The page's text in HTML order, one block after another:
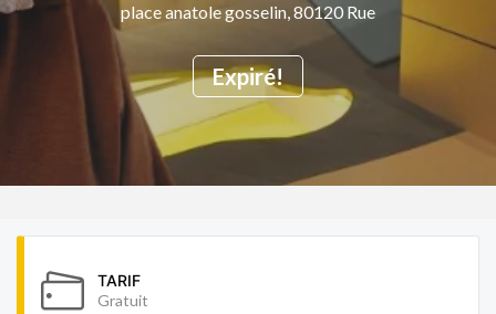
Expiré!
place anatole gosselin, 80120 Rue
TARIF
Gratuit